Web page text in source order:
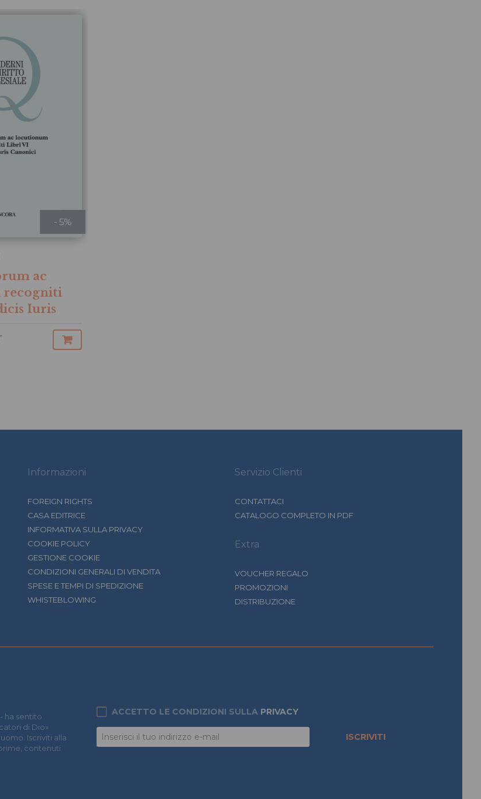
- 5%
ac
recogniti
Iuris
Informazioni
FOREIGN RIGHTS
CASA EDITRICE
INFORMATIVA SULLA PRIVACY
COOKIE POLICY
GESTIONE COOKIE
CONDIZIONI GENERALI DI VENDITA
SPESE E TEMPI DI SPEDIZIONE
WHISTEBLOWING
Servizio Clienti
CONTATTACI
CATALOGO COMPLETO IN PDF
Extra
VOUCHER REGALO
PROMOZIONI
DISTRIBUZIONE
ha sentito
di Dio»
Iscriviti alla
contenuti
ACCETTO LE CONDIZIONI SULLA PRIVACY
ISCRIVITI